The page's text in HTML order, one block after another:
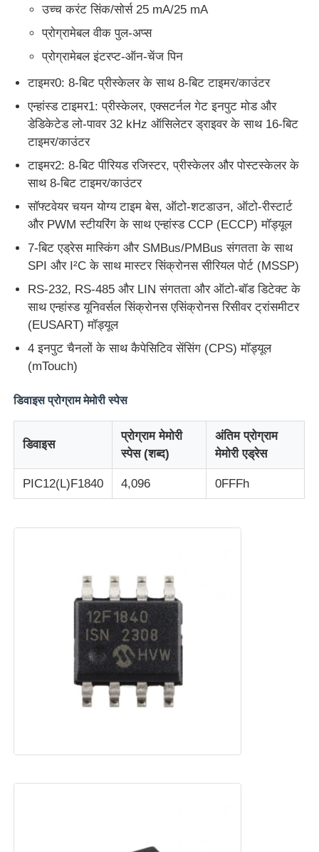
गुणवत्ता नियंत्रण
समाचार
मामले
एफपीजीए फील्ड प्रोग्राम करने योग्य गेट सरणी
एमसीयू माइक्रोकंट्रोलर यूनिट
चिप पर एसओसी प्रणाली
MPU IC
इन्फ्रारेड थर्मल डिटेक्टर
डीएसपी आईसी चिप
PSRAM चिप
SRAM चिप
उच्च करंट सिंक/सोर्स 25 mA/25 mA
प्रोग्रामेबल वीक पुल-अप्स
प्रोग्रामेबल इंटरप्ट-ऑन-चेंज पिन
टाइमर0: 8-बिट प्रीस्केलर के साथ 8-बिट टाइमर/काउंटर
एन्हांस्ड टाइमर1: प्रीस्केलर, एक्सटर्नल गेट इनपुट मोड और
डेडिकेटेड लो-पावर 32 kHz ऑसिलेटर ड्राइवर के साथ 16-बिट
टाइमर/काउंटर
टाइमर2: 8-बिट पीरियड रजिस्टर, प्रीस्केलर और पोस्टस्केलर के
साथ 8-बिट टाइमर/काउंटर
सॉफ्टवेयर चयन योग्य टाइम बेस, ऑटो-शटडाउन, ऑटो-रीस्टार्ट
और PWM स्टीयरिंग के साथ एन्हांस्ड CCP (ECCP) मॉड्यूल
7-बिट एड्रेस मास्किंग और SMBus/PMBus संगतता के साथ
SPI और I²C के साथ मास्टर सिंक्रोनस सीरियल पोर्ट (MSSP)
RS-232, RS-485 और LIN संगतता और ऑटो-बॉड डिटेक्ट के
साथ एन्हांस्ड यूनिवर्सल सिंक्रोनस एसिंक्रोनस रिसीवर ट्रांसमीटर
(EUSART) मॉड्यूल
4 इनपुट चैनलों के साथ कैपेसिटिव सेंसिंग (CPS) मॉड्यूल
(mTouch)
डिवाइस प्रोग्राम मेमोरी स्पेस
डिवाइस
प्रोग्राम मेमोरी
स्पेस (शब्द)
अंतिम प्रोग्राम
मेमोरी एड्रेस
PIC12(L)F1840 4,096 0FFFh